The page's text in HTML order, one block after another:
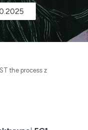
the process z